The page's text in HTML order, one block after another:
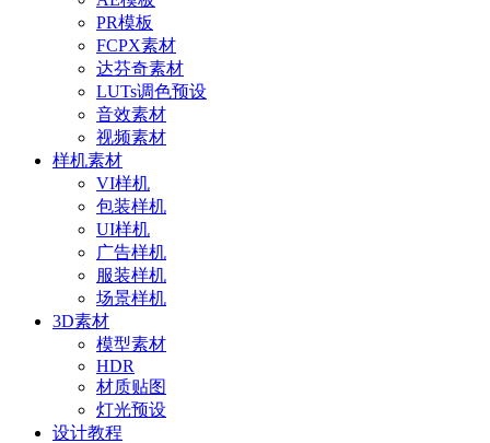
PR模板
FCPX素材
达芬奇素材
LUTs调色预设
音效素材
视频素材
样机素材
VI样机
包装样机
UI样机
广告样机
服装样机
场景样机
3D素材
模型素材
HDR
材质贴图
灯光预设
设计教程